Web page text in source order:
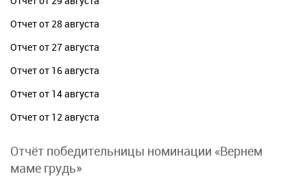
Отчет от 28 августа
Отчет от 27 августа
Отчет от 16 августа
Отчет от 14 августа
Отчет от 12 августа
Отчёт победительницы номинации «Вернем
маме грудь»